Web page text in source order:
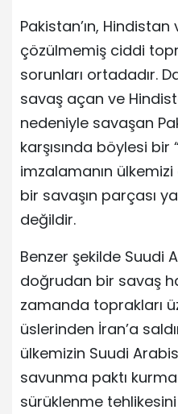
Pakistan’ın,
çözülmemiş ciddi
sorunları ortadadır.
savaş açan ve
nedeniyle savaşan
karşısında böylesi
imzalamanın ülkemizi
bir savaşın parçası
değildir.
Benzer şekilde Suudi
doğrudan bir savaş
zamanda toprakları
üslerinden İran’a
ülkemizin Suudi
savunma paktı
sürüklenme